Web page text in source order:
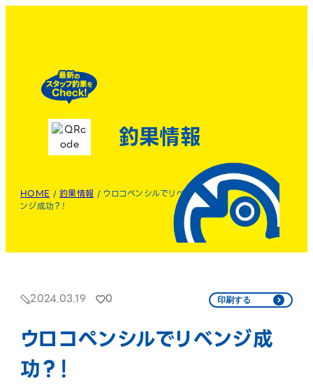
釣果情報
HOME /釣果情報 / ウロコペンシルでリベ
ンジ成功？！
2024.03.19 0 印刷する
ウロコペンシルでリベンジ成
功？！